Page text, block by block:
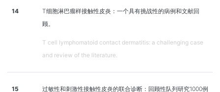
14
T细胞淋巴瘤样接触性皮炎：一个具有挑战性的病例和文献回
顾。
T cell lymphomatoid contact dermatitis: a challenging case
and review of the literature.
15
过敏性和刺激性接触性皮炎的联合诊断：回顾性队列研究1000例